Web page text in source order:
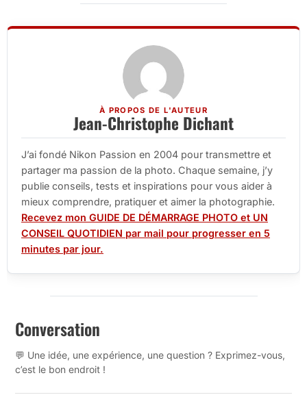
À PROPOS DE L'AUTEUR
Jean-Christophe Dichant
J’ai fondé Nikon Passion en 2004 pour transmettre et
partager ma passion de la photo. Chaque semaine, j’y
publie conseils, tests et inspirations pour vous aider à
mieux comprendre, pratiquer et aimer la photographie.
Recevez mon GUIDE DE DÉMARRAGE PHOTO et UN
CONSEIL QUOTIDIEN par mail pour progresser en 5
minutes par jour.
Conversation
💬 Une idée, une expérience, une question ? Exprimez-vous,
c’est le bon endroit !